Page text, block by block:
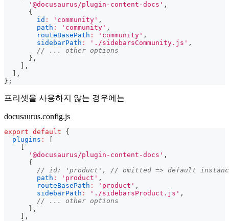
'@docusaurus/plugin-content-docs' ,
{
id : 'community' ,
path : 'community' ,
routeBasePath : 'community' ,
sidebarPath : './sidebarsCommunity.js' ,
// ... other options
} ,
,
,
} ;
프리셋을 사용하지 않는 경우에는
docusaurus.config.js
export default
{
plugins :
'@docusaurus/plugin-content-docs' ,
{
// id: 'product', // omitted => default
path : 'product' ,
routeBasePath : 'product' ,
sidebarPath : './sidebarsProduct.js' ,
// ... other options
} ,
,